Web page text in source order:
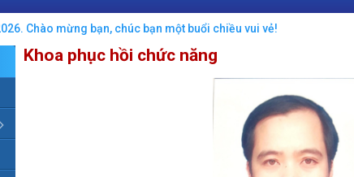
Chào mừng bạn, chúc bạn một buổi chiều vui vẻ!
Khoa phục hồi chức năng